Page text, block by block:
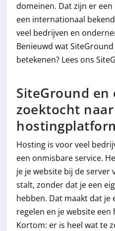
domeinen. Dat zijn er
een internationaal
veel bedrijven en
Benieuwd wat
betekenen? Lees ons
SiteGround en
zoektocht
Hosting is voor veel
een onmisbare service.
je je website bij de server
stalt, zonder dat je een
hebben. Dat maakt dat
regelen en je website
Kortom: er is heel wat te